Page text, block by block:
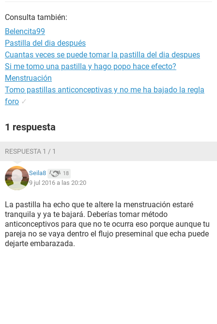
Consulta también:
Belencita99
Pastilla del dia después
Cuantas veces se puede tomar la pastilla del dia despues
Si me tomo una pastilla y hago popo hace efecto?
Menstruación
Tomo pastillas anticonceptivas y no me ha bajado la regla
foro ✓
1 respuesta
RESPUESTA 1 / 1
Seila8 18
9 jul 2016 a las 20:20
La pastilla ha echo que te altere la menstruación estaré
tranquila y ya te bajará. Deberías tomar método
anticonceptivos para que no te ocurra eso porque aunque tu
pareja no se vaya dentro el flujo preseminal que echa puede
dejarte embarazada.